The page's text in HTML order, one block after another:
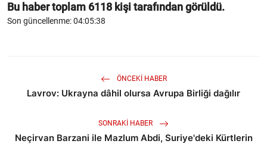
Bu haber toplam 6118 kişi tarafından görüldü.
Son güncellenme: 04:05:38
ÖNCEKI HABER
Lavrov: Ukrayna dâhil olursa Avrupa Birliği dağılır
SONRAKI HABER
Neçirvan Barzani ile Mazlum Abdi, Suriye'deki Kürtlerin